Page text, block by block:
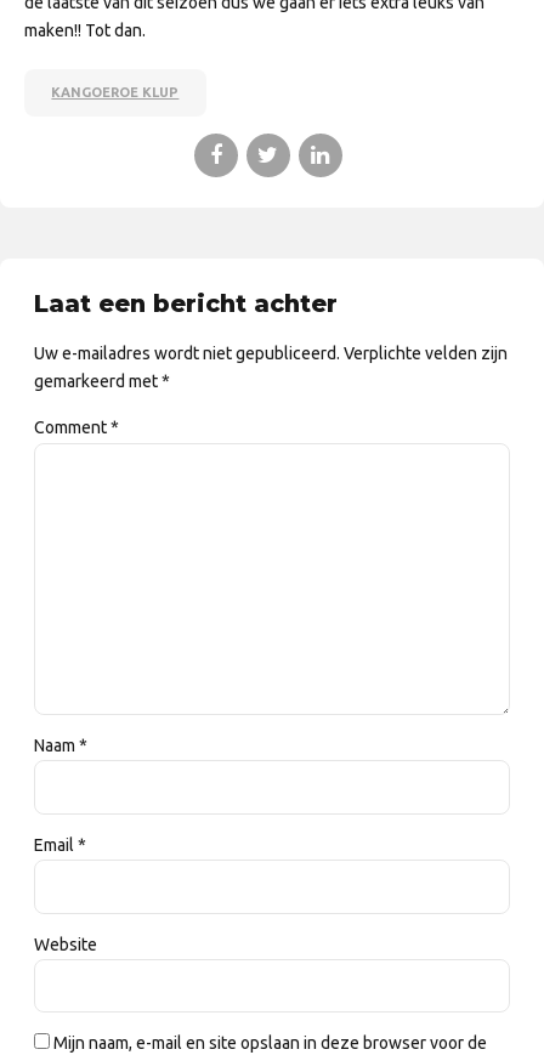
maken!! Tot dan.
KANGOEROE KLUP
Laat een bericht achter
Uw e-mailadres wordt niet gepubliceerd. Verplichte velden zijn
gemarkeerd met *
Comment*
Naam *
Email *
Website
Mijn naam, e-mail en site opslaan in deze browser voor de